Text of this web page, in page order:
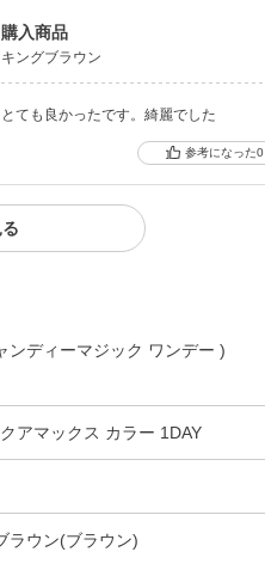
購入商品
キングブラウン
とても良かったです。綺麗でした
0
ンディーマジック ワンデー )
アマックス カラー 1DAY
ラウン(ブラウン)
クーポン詳細